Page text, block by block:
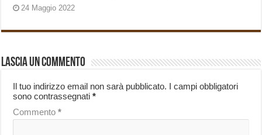
24 Maggio 2022
Lascia un commento
Il tuo indirizzo email non sarà pubblicato. I campi obbligatori
sono contrassegnati*
Commento*